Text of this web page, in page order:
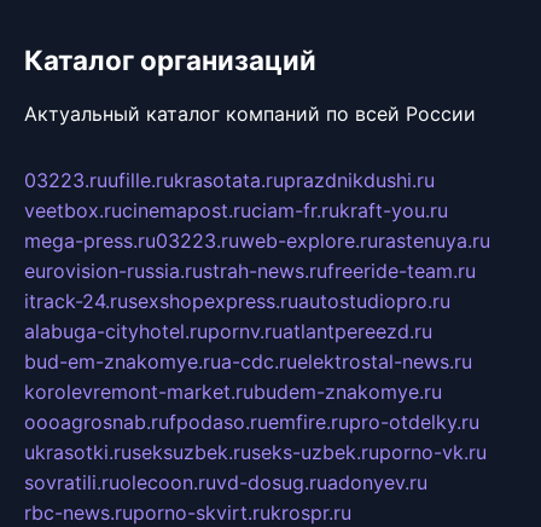
Каталог организаций
Актуальный каталог компаний по всей России
03223.ruufille.rukrasotata.ruprazdnikdushi.ru
veetbox.rucinemapost.ruciam-fr.rukraft-you.ru
mega-press.ru03223.ruweb-explore.rurastenuya.ru
eurovision-russia.rustrah-news.rufreeride-team.ru
itrack-24.rusexshopexpress.ruautostudiopro.ru
alabuga-cityhotel.rupornv.ruatlantpereezd.ru
bud-em-znakomye.rua-cdc.ruelektrostal-news.ru
korolevremont-market.rubudem-znakomye.ru
oooagrosnab.rufpodaso.ruemfire.rupro-otdelky.ru
ukrasotki.ruseksuzbek.ruseks-uzbek.ruporno-vk.ru
sovratili.ruolecoon.ruvd-dosug.ruadonyev.ru
rbc-news.ruporno-skvirt.rukrospr.ru